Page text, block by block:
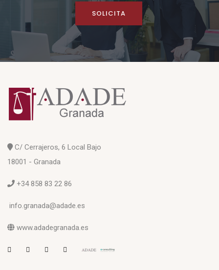
SOLICITA
C/ Cerrajeros, 6 Local Bajo
18001 - Granada
+34 858 83 22 86
info.granada@adade.es
www.adadegranada.es